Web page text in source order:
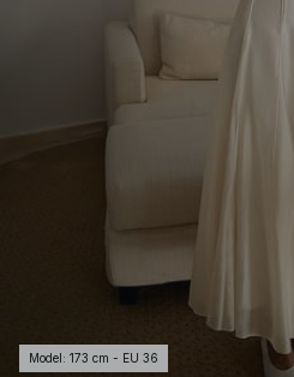
Model : 173 cm - EU 36